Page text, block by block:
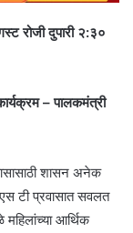
रोजी दुपारी २:३०
– पालकमंत्री
शासन अनेक
एस टी प्रवासात सवलत
आर्थिक